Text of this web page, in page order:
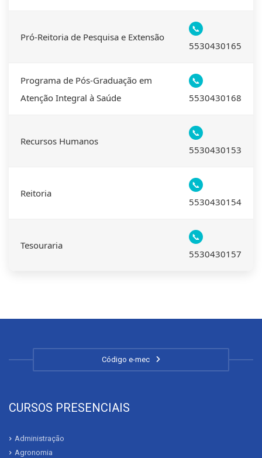
Pró-Reitoria de Pesquisa e Extensão
📞
5530430165
Programa de Pós-Graduação em
Atenção Integral à Saúde
📞
5530430168
Recursos Humanos
📞
5530430153
Reitoria
📞
5530430154
Tesouraria
📞
5530430157
Código e-mec
CURSOS PRESENCIAIS
Administração
Agronomia